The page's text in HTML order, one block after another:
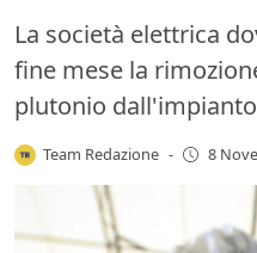
La società elettrica
fine mese la
plutonio dall'impianto
Team Redazione - 8